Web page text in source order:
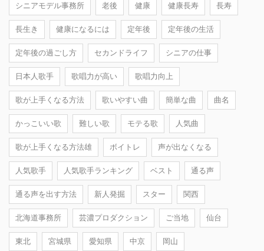
シニアモデル事務所 老後 健康 健康長寿 長寿
長生き 健康になるには 定年後 定年後の生活
定年後の過ごし方 セカンドライフ シニアの仕事
日本人歌手 歌唱力が高い 歌唱力向上
歌が上手くなる方法 歌いやすい曲 簡単な曲 曲名
かっこいい歌 難しい歌 モテる歌 人気曲
歌が上手くなる方法雄 ボイトレ 声が出なくなる
人気歌手 人気歌手ランキング ベスト 通る声
通る声を出す方法 新人発掘 スター 関西
北海道事務所 芸濃プロダクション ご当地 仙台
東北 宮城県 愛知県 中京 岡山